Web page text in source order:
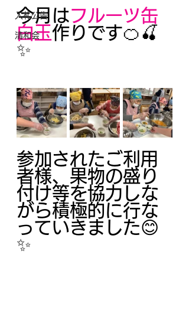
入札公告
清和会
今月はフルーツ缶
白玉作りです🍊🍒
✨
参加されたご利用
者様、果物の盛り
付け等を協力しな
がら積極的に行な
っていきました😊
✨